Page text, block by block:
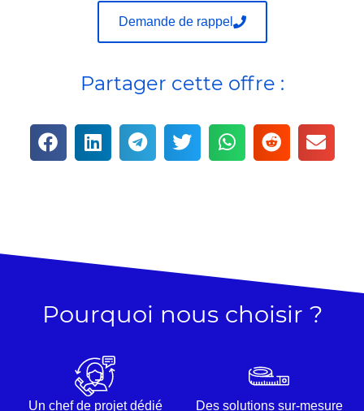
Demande de rappel
Partager cette offre :
Pourquoi nous choisir ?
Un chef de projet dédié Des solutions sur-mesure